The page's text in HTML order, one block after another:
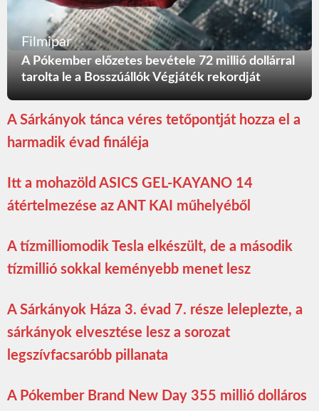
Filmipar
A Pókember előzetes bevétele 72 millió dollárral
tarolta le a Bosszúállók Végjáték rekordját
A Sárkányok tánca véres tetőpontját hozza el a
harmadik évad fináléja
Itt a mohazöld ASICS GEL-KAYANO 14
átértelmezése az ANT KAI műhelyéből
A tízmilliomodik Tesla elkészült, de a második
tízmillió sokkal keményebb menet lesz
A Sárkányok Háza 3. évad 7. része leleplezte, a
sárkányok elvesztése lesz a sorozat
legszívfacsaróbb pillanata
A Pókember Brand New Day 355 millió dolláros